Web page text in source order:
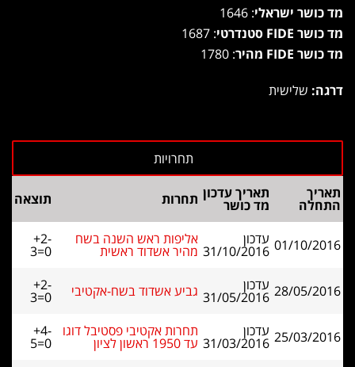
מד כושר ישראלי: 1646
מד כושר FIDE סטנדרטי
: 1687
מד כושר FIDE מהיר
: 1780
דרגה: שלישית
תאריך
התחלה
תאריך עדכון
מד כושר תחרות תוצאה
01/10/2016 עדכון
31/10/2016
אליפות ראש השנה בשח
מהיר אשדוד ראשית
+2-
3=0
28/05/2016 עדכון
31/05/2016 גביע אשדוד בשח-אקטיבי +2-
3=0
25/03/2016 עדכון
31/03/2016
תחרות אקטיבי פסטיבל דוגו
עד 1950 ראשון לציון
+4-
5=0